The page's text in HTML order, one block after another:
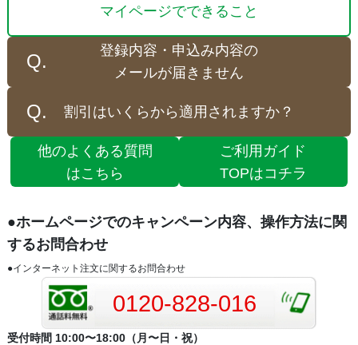
マイページでできること
登録内容・申込み内容の
メールが届きません
割引はいくらから適用されますか？
他のよくある質問
はこちら
ご利用ガイド
TOPはコチラ
●ホームページでのキャンペーン内容、操作方法に関
するお問合わせ
●インターネット注文に関するお問合わせ
0120-828-016
受付時間 10:00〜18:00（月〜日・祝）